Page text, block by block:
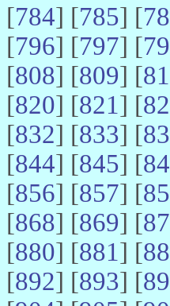
[784] [785] [
[796] [797] [
[808] [809] [
[820] [821] [
[832] [833] [
[844] [845] [
[856] [857] [
[868] [869] [
[880] [881] [
[892] [893] [